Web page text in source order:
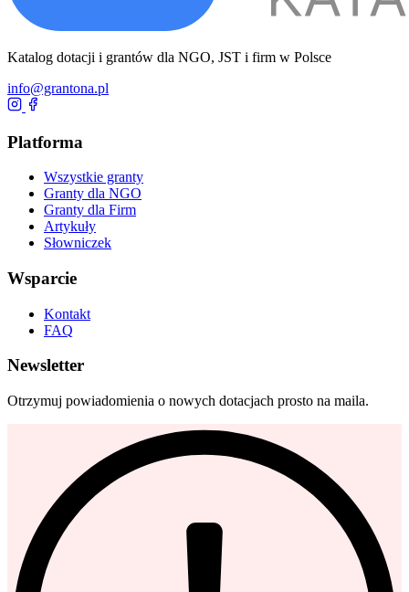
Katalog dotacji i grantów dla NGO, JST i firm w Polsce
info@grantona.pl
Platforma
Wszystkie granty
Granty dla NGO
Granty dla Firm
Artykuły
Słowniczek
Wsparcie
Kontakt
FAQ
Newsletter
Otrzymuj powiadomienia o nowych dotacjach prosto na maila.